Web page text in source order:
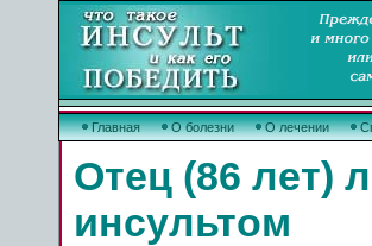
Главная О болезни О лечении
Отец (86 лет)
инсультом